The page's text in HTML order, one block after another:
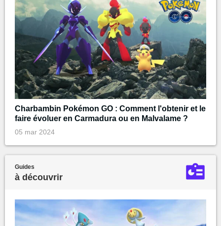
Charbambin Pokémon GO : Comment l'obtenir et le
faire évoluer en Carmadura ou en Malvalame ?
05 mar 2024
Guides
à découvrir